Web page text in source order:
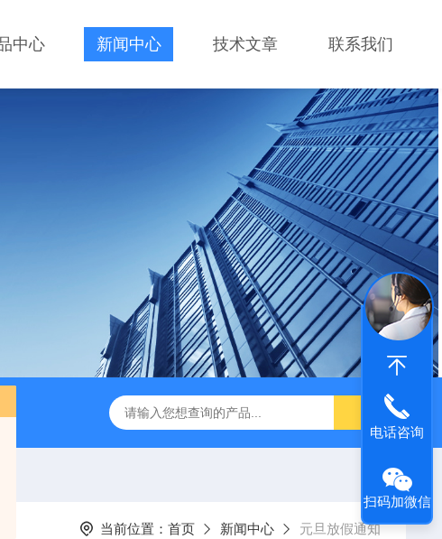
中心 新闻中心 技术文章 联系我们
当前位置： 首页 新闻中心 元旦放假通知
电话咨询
扫码加微信